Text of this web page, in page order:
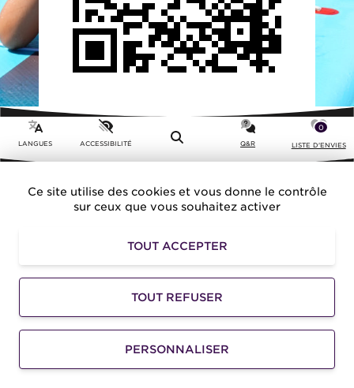
Ce site utilise des cookies et vous donne le contrôle
sur ceux que vous souhaitez activer
TOUT ACCEPTER
TOUT REFUSER
PERSONNALISER
LANGUES ACCESSIBILITÉ Menu Q&R
0
LISTE D'ENVIES
ACTIVITÉ
Toutes les activités
Spécial enfants